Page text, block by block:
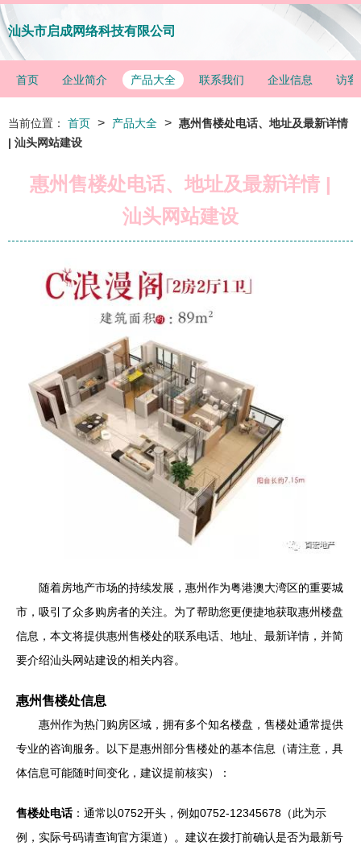
汕头市启成网络科技有限公司
首页 企业简介 产品大全 联系我们 企业信息 访客
当前位置： 首页 > 产品大全 > 惠州售楼处电话、地址及最新详情
| 汕头网站建设
惠州售楼处电话、地址及最新详情 |
汕头网站建设
随着房地产市场的持续发展，惠州作为粤港澳大湾区的重要城
市，吸引了众多购房者的关注。为了帮助您更便捷地获取惠州楼盘
信息，本文将提供惠州售楼处的联系电话、地址、最新详情，并简
要介绍汕头网站建设的相关内容。
惠州售楼处信息
惠州作为热门购房区域，拥有多个知名楼盘，售楼处通常提供
专业的咨询服务。以下是惠州部分售楼处的基本信息（请注意，具
体信息可能随时间变化，建议提前核实）：
售楼处电话：通常以0752开头，例如0752-12345678（此为示
例，实际号码请查询官方渠道）。建议在拨打前确认是否为最新号